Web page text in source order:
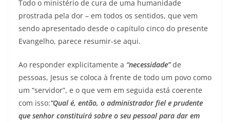
Todo o ministério de cura de uma humanidade
prostrada pela dor – em todos os sentidos, que vem
sendo apresentado desde o capítulo cinco do presente
Evangelho, parece resumir-se aqui.
Ao responder explicitamente a “necessidade”de
pessoas, Jesus se coloca à frente de todo um povo como
um “servidor”, e o que vem em seguida está coerente
com isso:“Qual é, então, o administrador fiel e prudente
que senhor constituirá sobre o seu pessoal para dar em